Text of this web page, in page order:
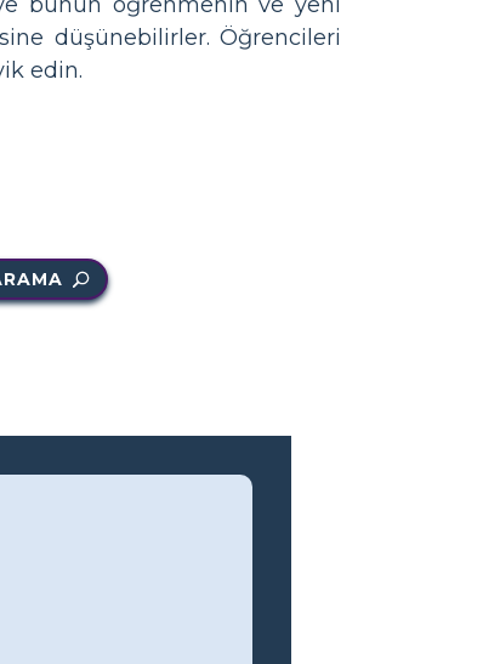
düşünebilirler. Öğrencileri
edin.